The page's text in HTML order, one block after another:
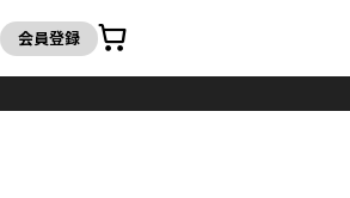
会員登録
カート